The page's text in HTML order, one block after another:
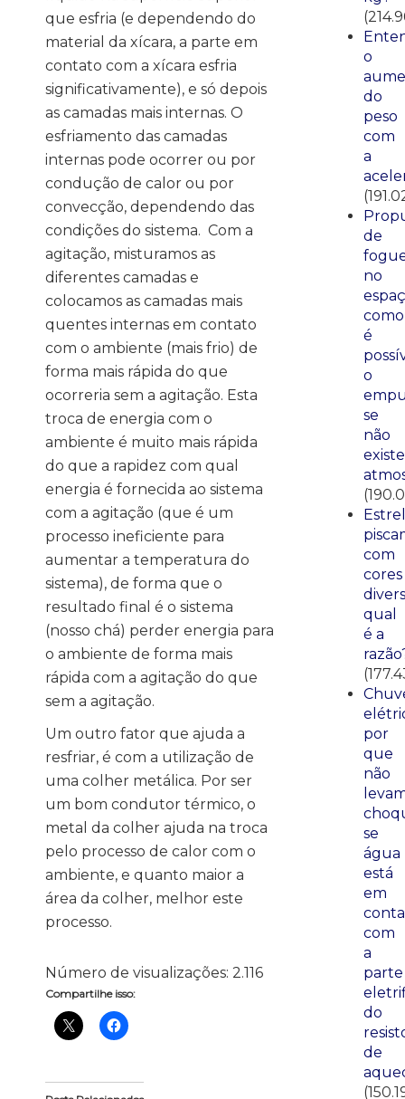
que esfria (e dependendo do
material da xícara, a parte em
contato com a xícara esfria
significativamente), e só depois
as camadas mais internas. O
esfriamento das camadas
internas pode ocorrer ou por
condução de calor ou por
convecção, dependendo das
condições do sistema. Com a
agitação, misturamos as
diferentes camadas e
colocamos as camadas mais
quentes internas em contato
com o ambiente (mais frio) de
forma mais rápida do que
ocorreria sem a agitação. Esta
troca de energia com o
ambiente é muito mais rápida
do que a rapidez com qual
energia é fornecida ao sistema
com a agitação (que é um
processo ineficiente para
aumentar a temperatura do
sistema), de forma que o
resultado final é o sistema
(nosso chá) perder energia para
o ambiente de forma mais
rápida com a agitação do que
sem a agitação.
Um outro fator que ajuda a
resfriar, é com a utilização de
uma colher metálica. Por ser
um bom condutor térmico, o
metal da colher ajuda na troca
pelo processo de calor com o
ambiente, e quanto maior a
área da colher, melhor este
processo.
Número de visualizações: 2.116
Compartilhe isso:
o
do
peso
com
a
de
no
como
é
o
se
não
existe
com
cores
qual
é a
por
que
não
se
água
está
em
com
a
parte
do
de